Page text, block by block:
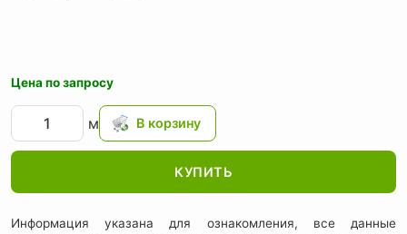
Цена по запросу
м
КУПИТЬ
Информация указана для ознакомления, все данные